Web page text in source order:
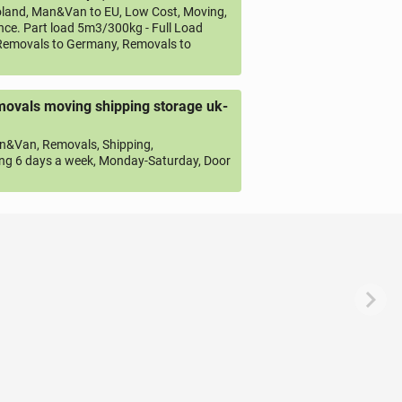
Man&Van to EU, Low Cost, Moving,
Part load 5m3/300kg - Full Load
to Germany, Removals to
moving shipping storage uk-
Removals, Shipping,
6 days a week, Monday-Saturday, Door